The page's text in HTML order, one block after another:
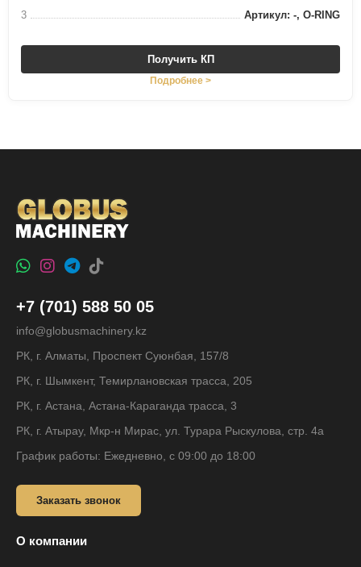
3
Артикул: -, O-RING
Получить КП
Подробнее >
+7 (701) 588 50 05
info@globusmachinery.kz
РК, г. Алматы, Проспект Суюнбая, 157/8
РК, г. Шымкент, Темирлановская трасса, 205
РК, г. Астана, Астана-Караганда трасса, 3
РК, г. Атырау, Мкр-н Мирас, ул. Турара Рыскулова, стр. 4а
График работы: Ежедневно, с 09:00 до 18:00
Заказать звонок
О компании